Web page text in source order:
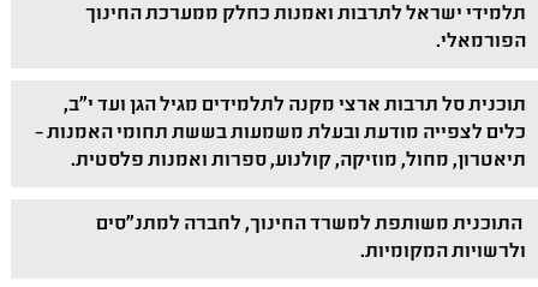
תלמידי ישראל לתרבות ואמנות כחלק ממערכת החינוך
הפורמאלי.
תוכנית סל תרבות ארצי מקנה לתלמידים מגיל הגן ועד י"ב,
כלים לצפייה מודעת ובעלת משמעות בששת תחומי האמנות –
תיאטרון, מחול, מוזיקה, קולנוע, ספרות ואמנות פלסטית.
התוכנית משותפת למשרד החינוך, לחברה למתנ"סים
ולרשויות המקומיות.